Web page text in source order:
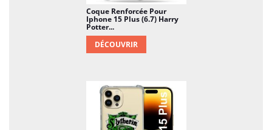
Coque Renforcée Pour
Iphone 15 Plus (6.7) Harry
Potter...
DÉCOUVRIR